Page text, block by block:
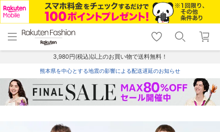
menu home
トップ
shopping_cart lock_outline
ログイン
3,980円(税込)以上のお買い物で送料無料！
熊本県を中心とする地震の影響による配送遅延のお知らせ